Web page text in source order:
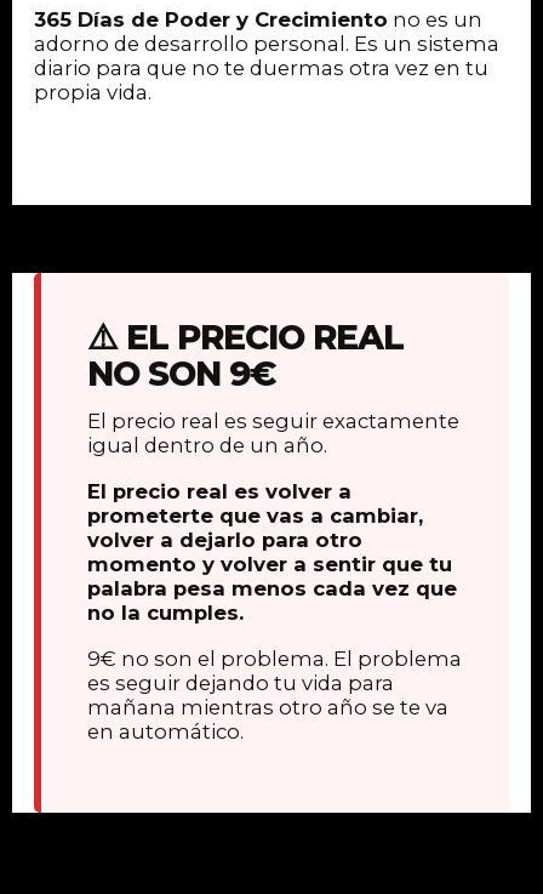
365 Días de Poder y Crecimiento no es un
adorno de desarrollo personal. Es un sistema
diario para que no te duermas otra vez en tu
propia vida.
⚠️ EL PRECIO REAL
NO SON 9€
El precio real es seguir exactamente
igual dentro de un año.
El precio real es volver a
prometerte que vas a cambiar,
volver a dejarlo para otro
momento y volver a sentir que tu
palabra pesa menos cada vez que
no la cumples.
9€ no son el problema. El problema
es seguir dejando tu vida para
mañana mientras otro año se te va
en automático.